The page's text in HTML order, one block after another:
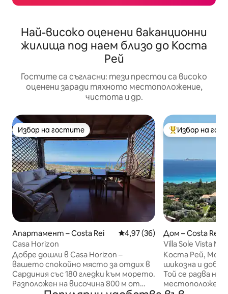
Най-високо оценени ваканционни
жилища под наем близо до Коста
Рей
Гостите са съгласни: тези престои са високо
оценени заради тяхното местоположение,
чистота и др.
Избор на гостите
Избор на гостите
Апартамент – Costa Rei Средна оценка: 4,97 от 5,
4,97 (36)
Casa Horizon
Добре дошли в Casa Horizon –
вашето спокойно място за отдих в
Сардиния със 180 гледки към морето.
Разположен на височина 800 м от
Най-популярен
Избор на
Дом – Costa Rei
Villa Sole Vista
Costa Rei
Коста Рей,
шикозна и
Той се радва на